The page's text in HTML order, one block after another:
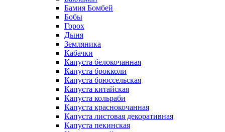
Бамия Бомбей
Бобы
Горох
Дыня
Земляника
Кабачки
Капуста белокочанная
Капуста брокколи
Капуста брюссельская
Капуста китайская
Капуста кольраби
Капуста краснокочанная
Капуста листовая декоративная
Капуста пекинская